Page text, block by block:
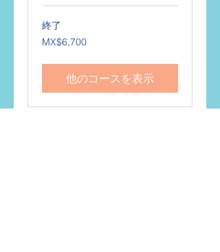
終了
6,700
メ
シ
ソ
MX$6,700
他のコースを表示